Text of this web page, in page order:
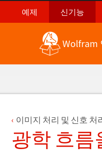
예제 신기능
Wolfram
이미지 처리 및 신호 처
광학 흐름